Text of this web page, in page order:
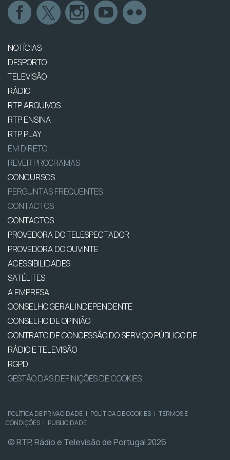
NOTÍCIAS
DESPORTO
TELEVISÃO
RÁDIO
RTP ARQUIVOS
RTP ENSINA
RTP PLAY
EM DIRETO
REVER PROGRAMAS
CONCURSOS
PERGUNTAS FREQUENTES
CONTACTOS
CONTACTOS
PROVEDORA DO TELESPECTADOR
PROVEDORA DO OUVINTE
ACESSIBILIDADES
SATÉLITES
A EMPRESA
CONSELHO GERAL INDEPENDENTE
CONSELHO DE OPINIÃO
CONTRATO DE CONCESSÃO DO SERVIÇO PÚBLICO DE
RÁDIO E TELEVISÃO
RGPD
GESTÃO DAS DEFINIÇÕES DE COOKIES
POLÍTICA DE PRIVACIDADE | POLÍTICA DE COOKIES | TERMOS E
CONDIÇÕES | PUBLICIDADE
© RTP, Rádio e Televisão de Portugal 2026